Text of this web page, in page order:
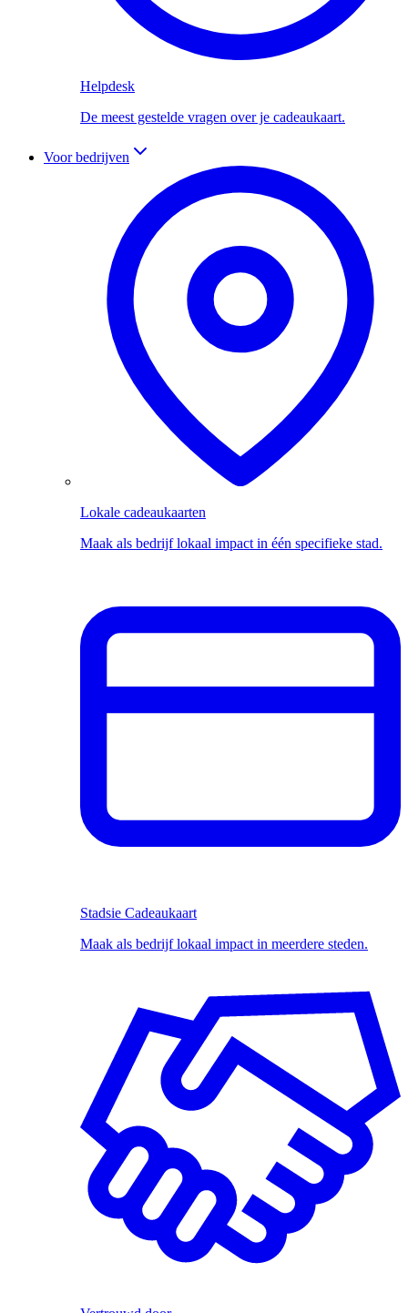
Helpdesk
De meest gestelde vragen over je cadeaukaart.
Voor bedrijven
Lokale cadeaukaarten
Maak als bedrijf lokaal impact in één specifieke stad.
Stadsie Cadeaukaart
Maak als bedrijf lokaal impact in meerdere steden.